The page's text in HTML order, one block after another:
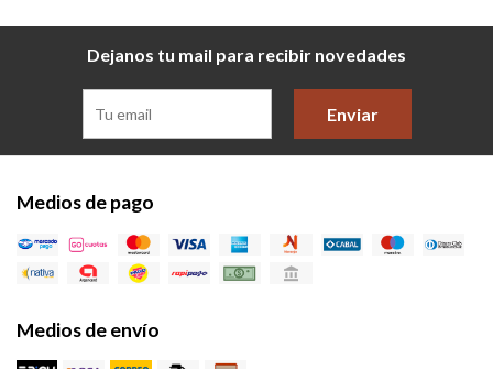
Dejanos tu mail para recibir novedades
Enviar
Medios de pago
Medios de envío